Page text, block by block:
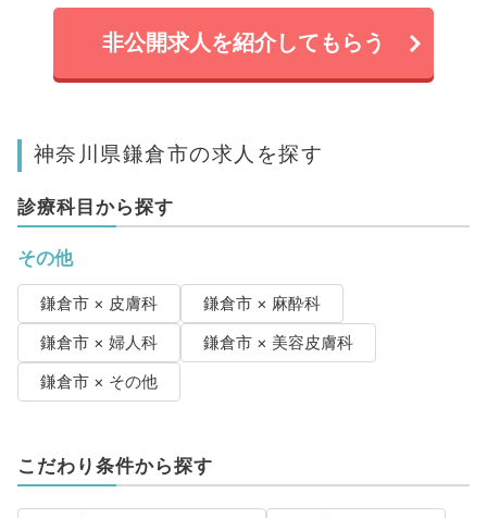
非公開求人を紹介してもらう
神奈川県鎌倉市の求人を探す
診療科目から探す
その他
鎌倉市 × 皮膚科
鎌倉市 × 麻酔科
鎌倉市 × 婦人科
鎌倉市 × 美容皮膚科
鎌倉市 × その他
こだわり条件から探す